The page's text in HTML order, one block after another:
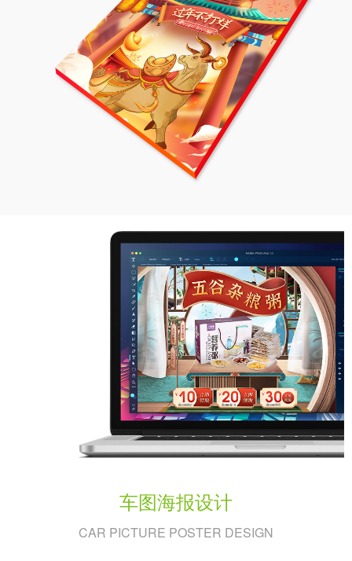
车图海报设计
CAR PICTURE POSTER DESIGN